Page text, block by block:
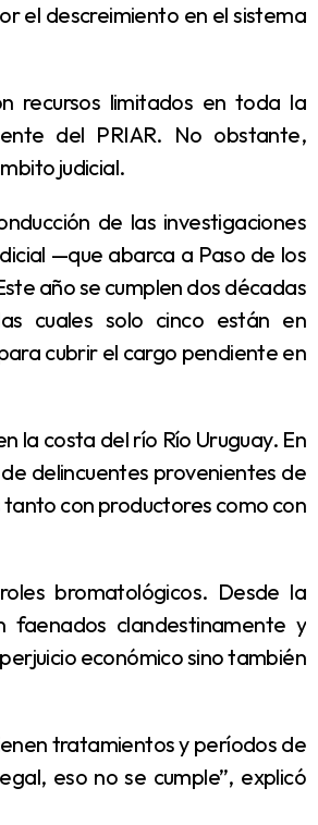
el descreimiento en el sistema
del PRIAR. No obstante,
judicial.
—que abarca a Paso de los
año se cumplen dos décadas
cuales solo cinco están en
cubrir el cargo pendiente en
delincuentes provenientes de
con productores como con
faenados clandestinamente y
económico sino también
eso no se cumple”, explicó